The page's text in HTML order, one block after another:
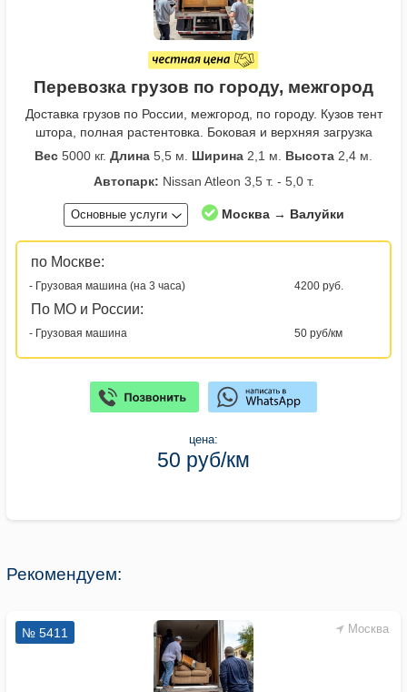
Перевозка грузов по городу, межгород
Доставка грузов по России, межгород, по городу. Кузов тент
штора, полная растентовка. Боковая и верхняя загрузка
Вес 5000 кг. Длина 5,5 м. Ширина 2,1 м. Высота 2,4 м.
Автопарк: Nissan Atleon 3,5 т. - 5,0 т.
Основные услуги Москва → Валуйки
по Москве:
- Грузовая машина (на 3 часа) 4200 руб.
По МО и России:
- Грузовая машина 50 руб/км
цена:
50 руб/км
Рекомендуем:
Москва
№ 5411